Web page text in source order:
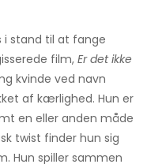
i stand til at fange
film, Er det ikke
kvinde ved navn
af kærlighed. Hun er
en eller anden måde
twist finder hun sig
Hun spiller sammen